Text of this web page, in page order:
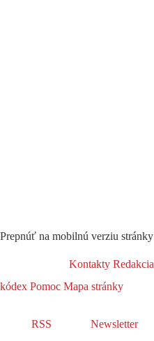
Prepnúť na mobilnú verziu stránky
Kontakty Redakcia
kódex Pomoc Mapa stránky
RSS Newsletter